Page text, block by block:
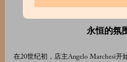
永恒的氛
在20世纪初，店主Angelo Marchesi开